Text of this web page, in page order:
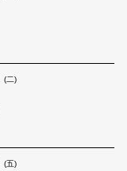
(二)
(五)